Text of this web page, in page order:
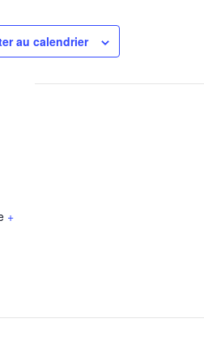
au calendrier
+